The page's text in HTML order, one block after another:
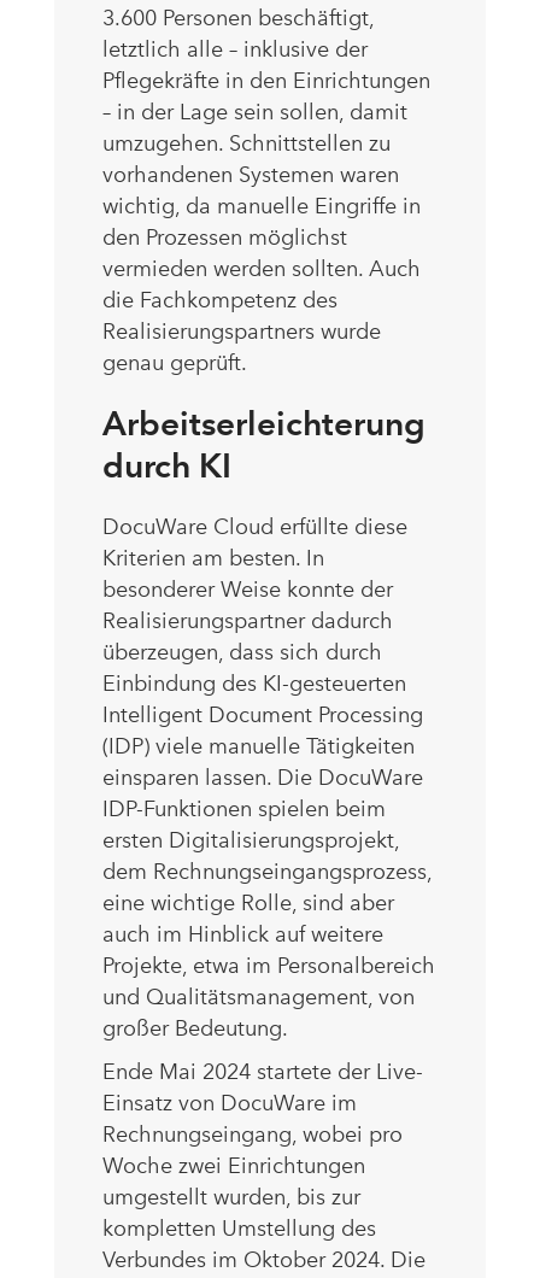
3.600 Personen beschäftigt,
letztlich alle – inklusive der
Pflegekräfte in den Einrichtungen
– in der Lage sein sollen, damit
umzugehen. Schnittstellen zu
vorhandenen Systemen waren
wichtig, da manuelle Eingriffe in
den Prozessen möglichst
vermieden werden sollten. Auch
die Fachkompetenz des
Realisierungspartners wurde
genau geprüft.
Arbeitserleichterung
durch KI
DocuWare Cloud erfüllte diese
Kriterien am besten. In
besonderer Weise konnte der
Realisierungspartner dadurch
überzeugen, dass sich durch
Einbindung des KI-gesteuerten
Intelligent Document Processing
(IDP) viele manuelle Tätigkeiten
einsparen lassen. Die DocuWare
IDP-Funktionen spielen beim
ersten Digitalisierungsprojekt,
dem Rechnungseingangsprozess,
eine wichtige Rolle, sind aber
auch im Hinblick auf weitere
Projekte, etwa im Personalbereich
und Qualitätsmanagement, von
großer Bedeutung.
Ende Mai 2024 startete der Live-
Einsatz von DocuWare im
Rechnungseingang, wobei pro
Woche zwei Einrichtungen
umgestellt wurden, bis zur
kompletten Umstellung des
Verbundes im Oktober 2024. Die